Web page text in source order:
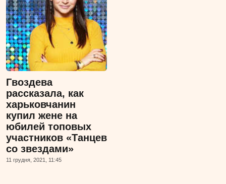
Гвоздева
рассказала, как
харьковчанин
купил жене на
юбилей топовых
участников «Танцев
со звездами»
11 грудня, 2021, 11:45